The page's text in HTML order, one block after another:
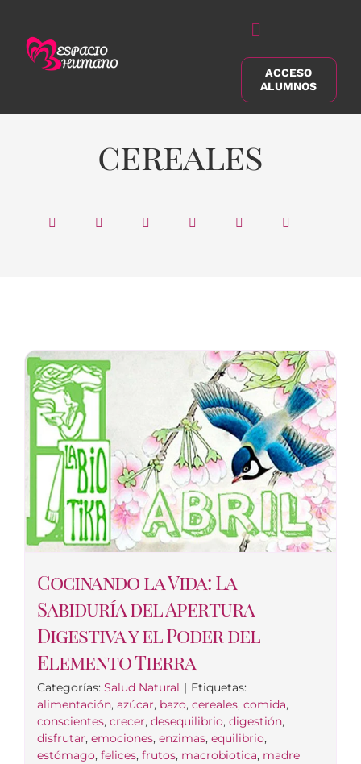
contenido
Alternar
navegación
Buscar:
ACCESO
ALUMNOS
cereales
Cocinando la Vida: La
Sabiduría del Apertura
Digestiva y el Poder del
Elemento Tierra
Categorías: Salud Natural | Etiquetas:
alimentación, azúcar, bazo, cereales, comida,
conscientes, crecer, desequilibrio, digestión,
disfrutar, emociones, enzimas, equilibrio,
estómago, felices, frutos, macrobiotica, madre